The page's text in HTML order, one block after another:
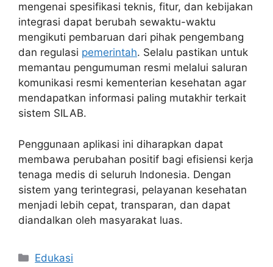
mengenai spesifikasi teknis, fitur, dan kebijakan
integrasi dapat berubah sewaktu-waktu
mengikuti pembaruan dari pihak pengembang
dan regulasi pemerintah. Selalu pastikan untuk
memantau pengumuman resmi melalui saluran
komunikasi resmi kementerian kesehatan agar
mendapatkan informasi paling mutakhir terkait
sistem SILAB.
Penggunaan aplikasi ini diharapkan dapat
membawa perubahan positif bagi efisiensi kerja
tenaga medis di seluruh Indonesia. Dengan
sistem yang terintegrasi, pelayanan kesehatan
menjadi lebih cepat, transparan, dan dapat
diandalkan oleh masyarakat luas.
Kategori
Edukasi